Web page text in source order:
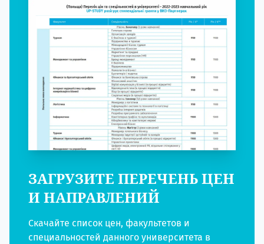
ЗАГРУЗИТЕ ПЕРЕЧЕНЬ ЦЕН
И НАПРАВЛЕНИЙ
Скачайте список цен, факультетов и
специальностей данного университета в